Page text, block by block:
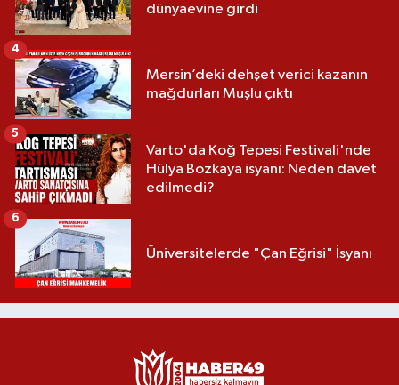
dünyaevine girdi
Mersin’deki dehşet verici kazanın
mağdurları Muşlu çıktı
4
Varto'da Koğ Tepesi Festivali'nde
Hülya Bozkaya isyanı: Neden davet
edilmedi?
5
Üniversitelerde "Çan Eğrisi" İsyanı
6